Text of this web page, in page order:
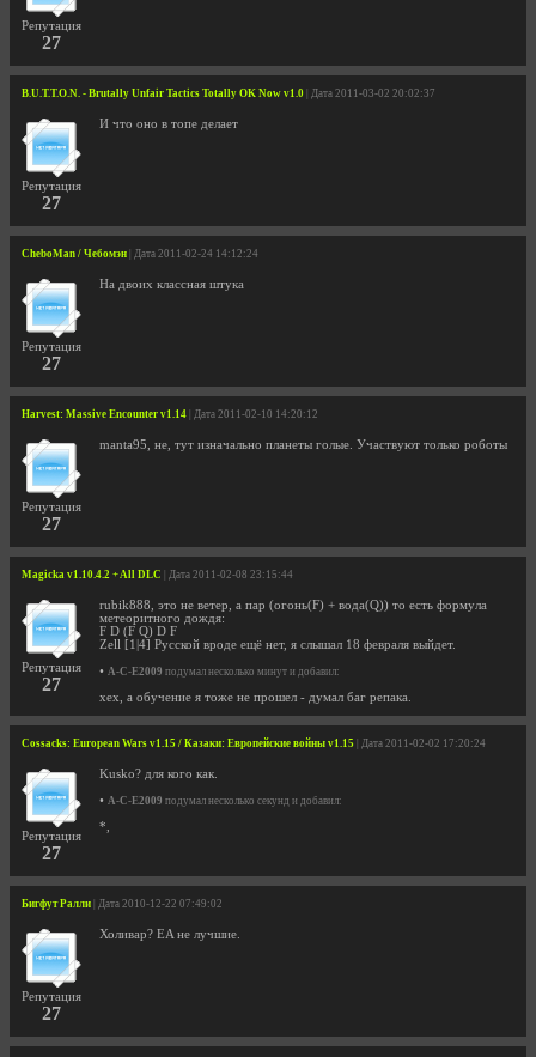
Репутация
27
B.U.T.T.O.N. - Brutally Unfair Tactics Totally OK Now v1.0 | Дата 2011-03-02 20:02:37
Репутация
27
И что оно в топе делает
CheboMan / Чебомэн | Дата 2011-02-24 14:12:24
Репутация
27
На двоих классная штука
Harvest: Massive Encounter v1.14 | Дата 2011-02-10 14:20:12
Репутация
27
manta95, не, тут изначально планеты голые. Участвуют только роботы
Magicka v1.10.4.2 + All DLC | Дата 2011-02-08 23:15:44
Репутация
27
rubik888, это не ветер, а пар (огонь(F) + вода(Q)) то есть формула
метеоритного дождя:
F D (F Q) D F
Zell [1|4] Русской вроде ещё нет, я слышал 18 февраля выйдет.
• A-C-E2009 подумал несколько минут и добавил:
хех, а обучение я тоже не прошел - думал баг репака.
Cossacks: European Wars v1.15 / Казаки: Европейские войны v1.15 | Дата 2011-02-02 17:20:24
Репутация
27
Kusko? для кого как.
• A-C-E2009 подумал несколько секунд и добавил:
*,
Бигфут Ралли | Дата 2010-12-22 07:49:02
Репутация
27
Холивар? EA не лучшие.